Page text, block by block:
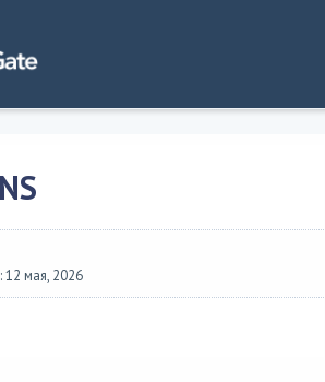
SIEM/
администратора
мая, 2026